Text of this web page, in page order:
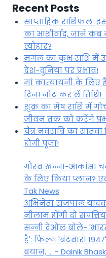
Recent Posts
साप्ताहिक राशिफल:
का आशीर्वाद, जानें कब
त्योहार?
मंगल का कुंभ राशि में
देश-दुनिया पर प्रभाव!
मां कात्‍यायनी के लिए है
दिन! नोट कर लें तिथि!
शुक्र का मेष राशि में
जीवन तक को करेंगे
चैत्र नवरात्रि का
होगी पूजा!
गौरव खन्ना-आकांक्षा
के लिए किया प्लान?
Tak News
अभिनेता राजपाल
नीलाम होंगी दो
सन्नी देओल बोले-
है': फिल्म 'बंटवारा
बयान, ... - Dainik